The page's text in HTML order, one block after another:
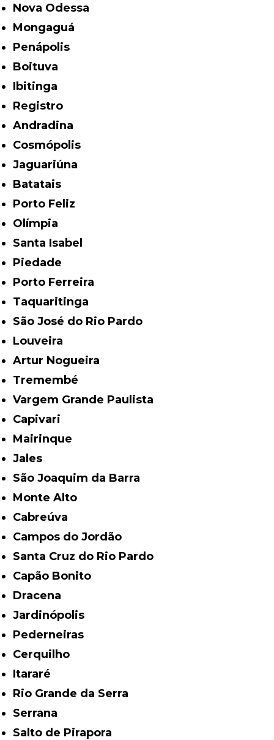
Nova Odessa
Mongaguá
Penápolis
Boituva
Ibitinga
Registro
Andradina
Cosmópolis
Jaguariúna
Batatais
Porto Feliz
Olímpia
Santa Isabel
Piedade
Porto Ferreira
Taquaritinga
São José do Rio Pardo
Louveira
Artur Nogueira
Tremembé
Vargem Grande Paulista
Capivari
Mairinque
Jales
São Joaquim da Barra
Monte Alto
Cabreúva
Campos do Jordão
Santa Cruz do Rio Pardo
Capão Bonito
Dracena
Jardinópolis
Pederneiras
Cerquilho
Itararé
Rio Grande da Serra
Serrana
Salto de Pirapora